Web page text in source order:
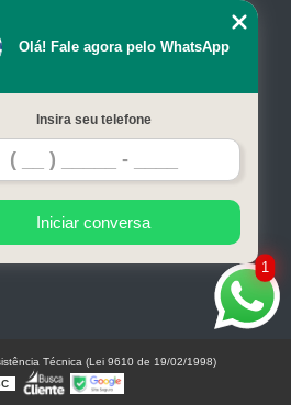
Missão
Serviços
Contato
Mapa do site
1
Olá! Fale agora pelo WhatsApp
Insira seu telefone
Iniciar conversa
Técnica (Lei 9610 de 19/02/1998)